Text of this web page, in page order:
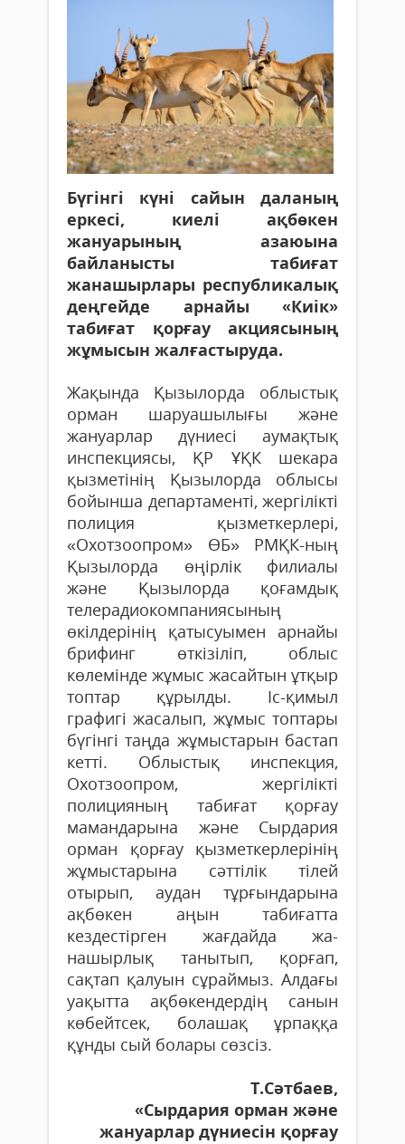
Бүгінгі күні сайын даланың
еркесі, киелі ақбөкен
жануарының азаюы­на
байланысты табиғат
жанашырлары республикалық
деңгейде ар­на­йы «Киік»
табиғат қорғау акция­сы­ның
жұмысын жалғастыруда.
Жақын­да Қы­зылорда облыстық
орман шаруа­шылығы және
жануарлар дүниесі ау­мақтық
инспекция­сы, ҚР ҰҚК шекара
қызметінің Қызылорда облысы
бойынша департаменті, жергілікті
полиция қызметкерлері,
«Охотзоопром» ӨБ» РМҚК-ның
Қызылорда өңірлік филиалы
және Қызылорда қоғамдық
телерадиокомпаниясының
өкілдерінің қатысуымен арнайы
брифинг өткізіліп, облыс
көлемінде жұмыс жасайтын ұтқыр
топтар құрылды. Іс-қимыл
графигі жасалып, жұмыс топтары
бүгінгі таңда жұмыстарын бастап
кетті. Облыстық инспекция,
Охотзоопром, жергілікті
полицияның табиғат қорғау
мамандарына және Сырдария
орман қорғау қызметкерлерінің
жұмыстарына сәттілік тілей
отырып, аудан тұрғындарына
ақбөкен аңын табиғатта
кездестірген жағдайда жа­
нашырлық танытып, қорғап,
сақтап қалуын сұраймыз. Алдағы
уақытта ақбөкендердің санын
көбейтсек, бола­шақ ұрпаққа
құнды сый болары сөзсіз.
Т.Сәтбаев,
«Сырдария орман және
жануарлар дүниесін қорғау